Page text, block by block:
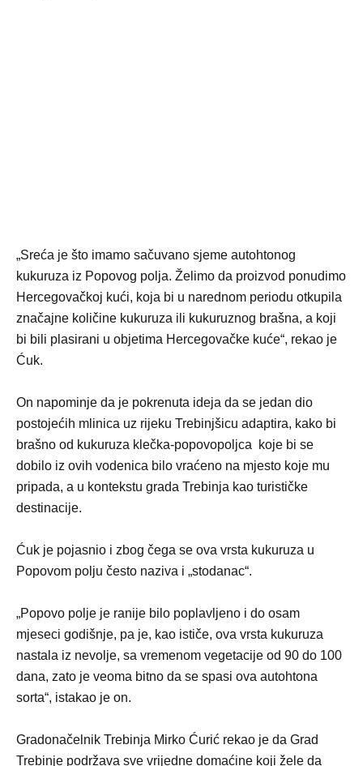
„Sreća je što imamo sačuvano sjeme autohtonog
kukuruza iz Popovog polja. Želimo da proizvod ponudimo
Hercegovačkoj kući, koja bi u narednom periodu otkupila
značajne količine kukuruza ili kukuruznog brašna, a koji
bi bili plasirani u objetima Hercegovačke kuće“, rekao je
Ćuk.
On napominje da je pokrenuta ideja da se jedan dio
postojećih mlinica uz rijeku Trebinjšicu adaptira, kako bi
brašno od kukuruza klečka-popovopoljca koje bi se
dobilo iz ovih vodenica bilo vraćeno na mjesto koje mu
pripada, a u kontekstu grada Trebinja kao turističke
destinacije.
Ćuk je pojasnio i zbog čega se ova vrsta kukuruza u
Popovom polju često naziva i „stodanac“.
„Popovo polje je ranije bilo poplavljeno i do osam
mjeseci godišnje, pa je, kao ističe, ova vrsta kukuruza
nastala iz nevolje, sa vremenom vegetacije od 90 do 100
dana, zato je veoma bitno da se spasi ova autohtona
sorta“, istakao je on.
Gradonačelnik Trebinja Mirko Ćurić rekao je da Grad
Trebinje podržava sve vrijedne domaćine koji žele da